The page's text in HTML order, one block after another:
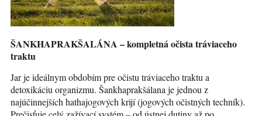
ŠANKHAPRAKŠALÁNA – kompletná očista tráviaceho
traktu
Jar je ideálnym obdobím pre očistu tráviaceho traktu a
detoxikáciu organizmu. Šankhaprakšálana je jednou z
najúčinnejších hathajogových krijí (jogových očistných techník).